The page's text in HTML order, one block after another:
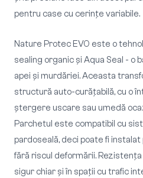
pentru case cu cerințe variabile.
Nature Protec EVO este o
sealing organic și Aqua Seal - o
apei și murdăriei. Aceasta
structură auto-curățabilă, cu o
ștergere uscare sau umedă
Parchetul este compatibil cu
pardoseală, deci poate fi
fără riscul deformării. Rezistenţa
sigur chiar și în spații cu trafic